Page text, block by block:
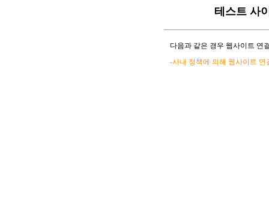
테스트 사
다음과 같은 경우 웹사이트 연
-사내 정책에 의해 웹사이트